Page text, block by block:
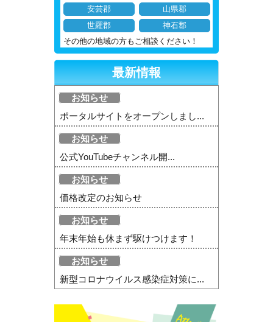
安芸郡
山県郡
世羅郡
神石郡
その他の地域の方もご相談ください！
最新情報
お知らせ
ポータルサイトをオープンしまし...
お知らせ
公式YouTubeチャンネル開...
お知らせ
価格改定のお知らせ
お知らせ
年末年始も休まず駆けつけます！
お知らせ
新型コロナウイルス感染症対策に...